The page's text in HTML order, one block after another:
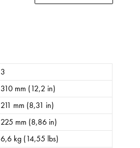
3
310 mm (12,2 in)
211 mm (8,31 in)
225 mm (8,86 in)
6,6 kg (14,55 lbs)